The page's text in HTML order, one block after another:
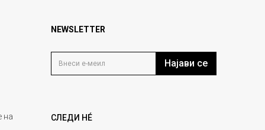
на
NEWSLETTER
Најави се
СЛЕДИ НÉ